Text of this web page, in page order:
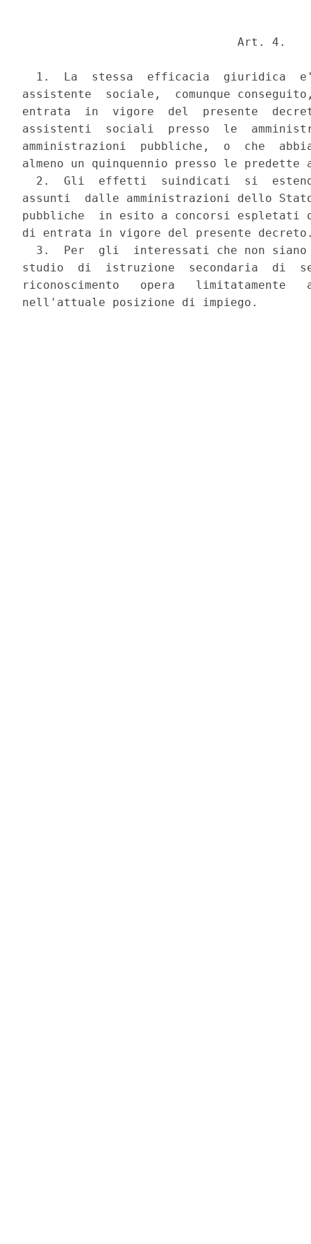
                               Art. 4.
1.  La  stessa  efficacia  giuridica
assistente  sociale,  comunque
entrata  in  vigore  del  presente
assistenti  sociali  presso  le
amministrazioni  pubbliche,  o  che
almeno un quinquennio presso le predette
2.  Gli  effetti  suindicati  si
assunti  dalle amministrazioni dello
pubbliche  in esito a concorsi
di entrata in vigore del presente
3.  Per  gli  interessati che non
studio  di  istruzione  secondaria  di
riconoscimento   opera   limitatamente